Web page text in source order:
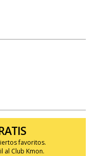
favoritos.
al Club Kmon.